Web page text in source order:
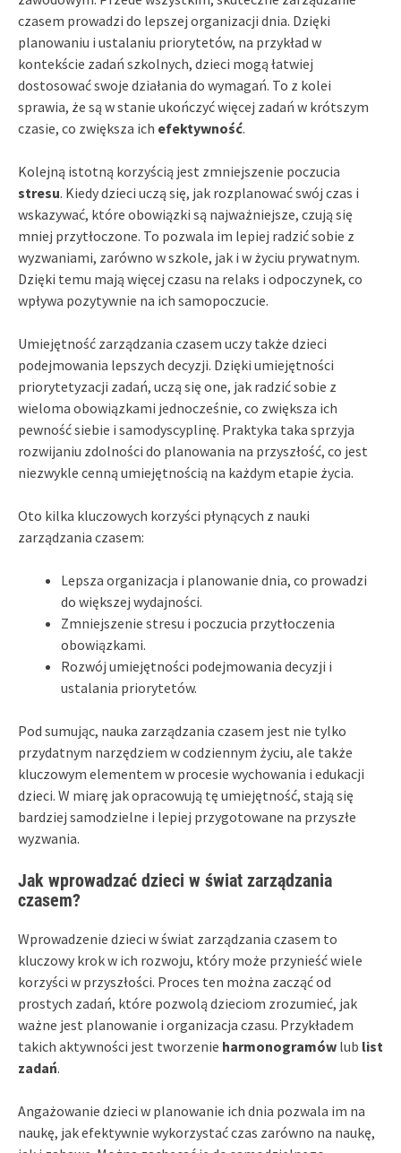
czasem prowadzi do lepszej organizacji dnia. Dzięki
planowaniu i ustalaniu priorytetów, na przykład w
kontekście zadań szkolnych, dzieci mogą łatwiej
dostosować swoje działania do wymagań. To z kolei
sprawia, że są w stanie ukończyć więcej zadań w krótszym
czasie, co zwiększa ich efektywność.
Kolejną istotną korzyścią jest zmniejszenie poczucia
stresu. Kiedy dzieci uczą się, jak rozplanować swój czas i
wskazywać, które obowiązki są najważniejsze, czują się
mniej przytłoczone. To pozwala im lepiej radzić sobie z
wyzwaniami, zarówno w szkole, jak i w życiu prywatnym.
Dzięki temu mają więcej czasu na relaks i odpoczynek, co
wpływa pozytywnie na ich samopoczucie.
Umiejętność zarządzania czasem uczy także dzieci
podejmowania lepszych decyzji. Dzięki umiejętności
priorytetyzacji zadań, uczą się one, jak radzić sobie z
wieloma obowiązkami jednocześnie, co zwiększa ich
pewność siebie i samodyscyplinę. Praktyka taka sprzyja
rozwijaniu zdolności do planowania na przyszłość, co jest
niezwykle cenną umiejętnością na każdym etapie życia.
Oto kilka kluczowych korzyści płynących z nauki
zarządzania czasem:
Lepsza organizacja i planowanie dnia, co prowadzi
do większej wydajności.
Zmniejszenie stresu i poczucia przytłoczenia
obowiązkami.
Rozwój umiejętności podejmowania decyzji i
ustalania priorytetów.
Pod sumując, nauka zarządzania czasem jest nie tylko
przydatnym narzędziem w codziennym życiu, ale także
kluczowym elementem w procesie wychowania i edukacji
dzieci. W miarę jak opracowują tę umiejętność, stają się
bardziej samodzielne i lepiej przygotowane na przyszłe
wyzwania.
Jak wprowadzać dzieci w świat zarządzania
czasem?
Wprowadzenie dzieci w świat zarządzania czasem to
kluczowy krok w ich rozwoju, który może przynieść wiele
korzyści w przyszłości. Proces ten można zacząć od
prostych zadań, które pozwolą dzieciom zrozumieć, jak
ważne jest planowanie i organizacja czasu. Przykładem
takich aktywności jest tworzenie harmonogramów lub list
zadań.
Angażowanie dzieci w planowanie ich dnia pozwala im na
naukę, jak efektywnie wykorzystać czas zarówno na naukę,